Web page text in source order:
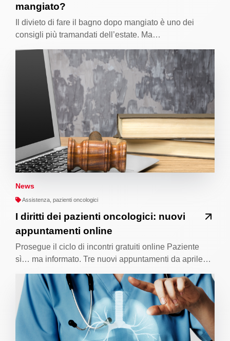
mangiato?
Il divieto di fare il bagno dopo mangiato è uno dei
consigli più tramandati dell’estate. Ma…
News
Assistenza, pazienti oncologici
I diritti dei pazienti oncologici: nuovi
appuntamenti online
Prosegue il ciclo di incontri gratuiti online Paziente
sì… ma informato. Tre nuovi appuntamenti da aprile…